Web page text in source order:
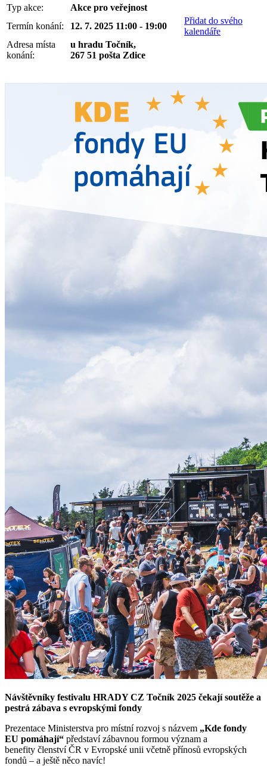
Typ akce:
Akce pro veřejnost
Termín konání:
12. 7. 2025 11:00 - 19:00
Přidat do svého
kalendáře
Adresa místa
konání:
u hradu Točník,
267 51 pošta Zdice
Návštěvníky festivalu HRADY CZ Točník 2025 čekají soutěže a
pestrá zábava s evropskými fondy
Prezentace Ministerstva pro místní rozvoj s názvem „Kde fondy
EU pomáhají“ představí zábavnou formou význam a
benefity členství ČR v Evropské unii včetně přínosů evropských
fondů – a ještě něco navíc!